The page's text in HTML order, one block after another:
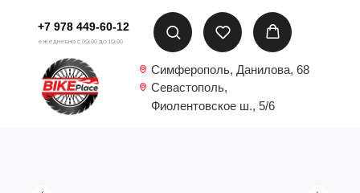
Севастополь,
Фиолентовское ш., 5/6
Симферополь, Данилова, 68
+7 978 449-60-12
ежедневно с 09:00 до 19:00